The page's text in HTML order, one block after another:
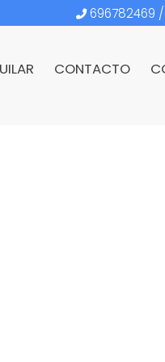
696782469 /
CONTACTO